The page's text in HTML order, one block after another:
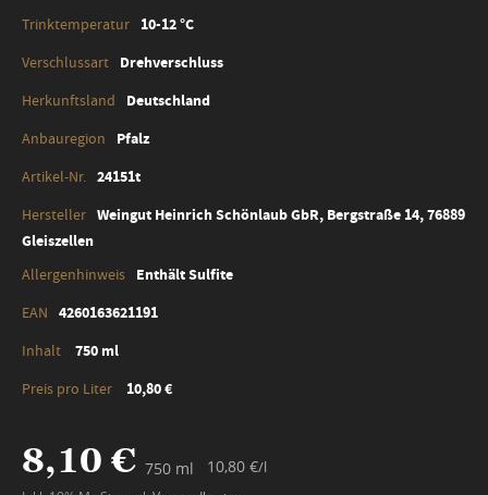
10-12 °C
Drehverschluss
Deutschland
Pfalz
24151t
Weingut Heinrich Schönlaub GbR, Bergstraße 14, 76889
Gleiszellen
Enthält Sulfite
4260163621191
750 ml
10,80 €
8,10 € 750 ml 10,80 €/l